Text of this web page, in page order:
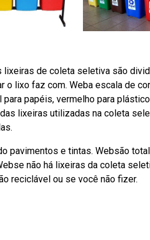
lixeiras de coleta seletiva são
o lixo faz com. Weba escala de
papéis, vermelho para
lixeiras utilizadas na coleta
pavimentos e tintas. Websão
não há lixeiras da coleta
reciclável ou se você não fizer.